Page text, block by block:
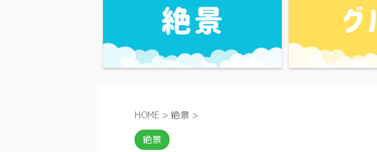
HOME > 絶景 >
絶景